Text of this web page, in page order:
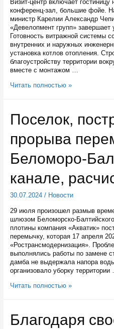
Визит-центр включает
конференц-зал, большие фойе.
министр Карелии Александр
«Девелопмент групп» завершает
Готовность витражной системы
внутренних и наружных
установка котлов отопления.
благоустройству территории
вместе с монтажом …
Визит-
петроглифы»
готов
к
1
октября
Читать полностью »
Поселок,
прорыва
Беломоро-
канале,
30.07.2024/ Новости
29 июля произошел размыв
шлюзом Беломорско-
плотины компания «Акватик»
перемычку, которая 17 апреля
«Ространсмодернизация».
выполнялись работы по замене
дамба не выдержала напора
организовало уборку территории
Поселок,
перемычки
Читать полностью »
Благодаря